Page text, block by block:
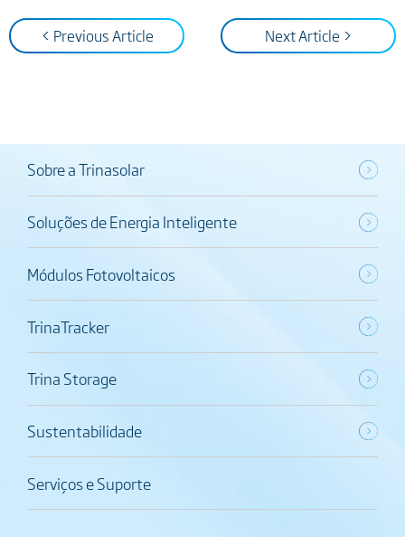
< Previous Article Next Article >
Sobre a Trinasolar
Soluções de Energia Inteligente
Módulos Fotovoltaicos
TrinaTracker
Trina Storage
Sustentabilidade
Serviços e Suporte